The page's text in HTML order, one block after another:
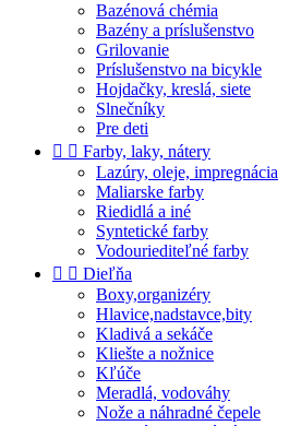
Bazénová chémia
Bazény a príslušenstvo
Grilovanie
Príslušenstvo na bicykle
Hojdačky, kreslá, siete
Slnečníky
Pre deti
  Farby, laky, nátery
Lazúry, oleje, impregnácia
Maliarske farby
Riedidlá a iné
Syntetické farby
Vodouriediteľné farby
  Dieľňa
Boxy,organizéry
Hlavice,nadstavce,bity
Kladivá a sekáče
Kliešte a nožnice
Kľúče
Meradlá, vodováhy
Nože a náhradné čepele